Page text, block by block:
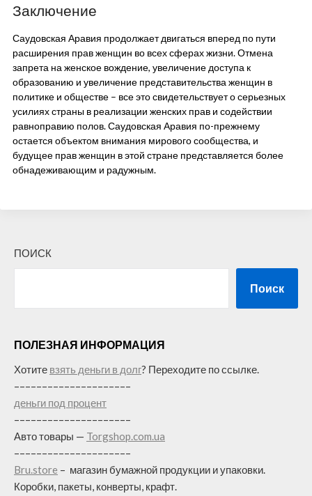
Заключение
Саудовская Аравия продолжает двигаться вперед по пути
расширения прав женщин во всех сферах жизни. Отмена
запрета на женское вождение, увеличение доступа к
образованию и увеличение представительства женщин в
политике и обществе – все это свидетельствует о серьезных
усилиях страны в реализации женских прав и содействии
равноправию полов. Саудовская Аравия по-прежнему
остается объектом внимания мирового сообщества, и
будущее прав женщин в этой стране представляется более
обнадеживающим и радужным.
ПОИСК
Поиск
ПОЛЕЗНАЯ ИНФОРМАЦИЯ
Хотите взять деньги в долг? Переходите по ссылке.
–––––––––––––––––––––
деньги под процент
–––––––––––––––––––––
Авто товары — Torgshop.com.ua
–––––––––––––––––––––
Bru.store – магазин бумажной продукции и упаковки.
Коробки, пакеты, конверты, крафт.